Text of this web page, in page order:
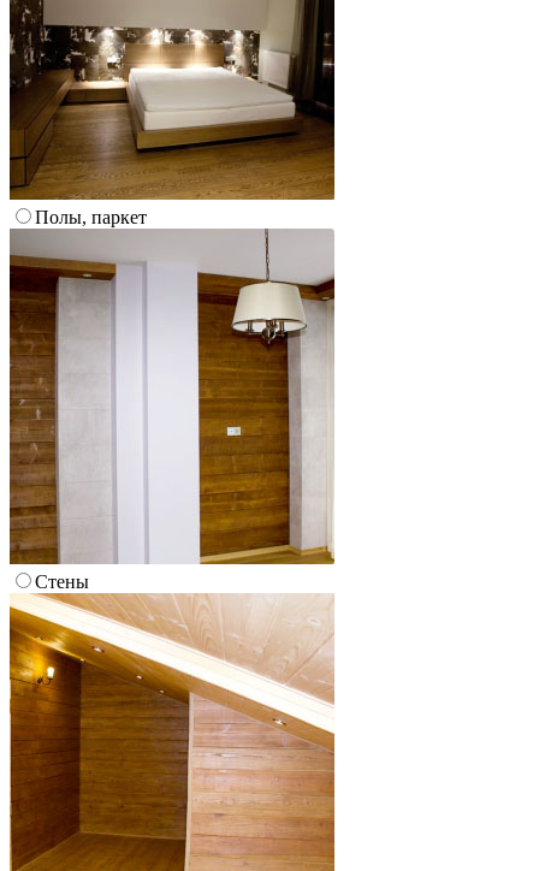
Полы, паркет
Стены